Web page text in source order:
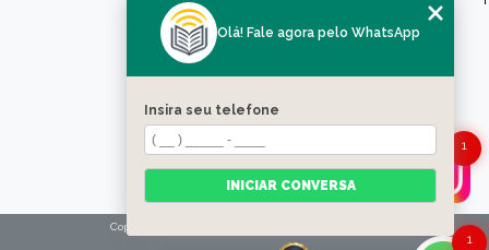
MENU
QUEM SOMOS
PRODUTOS
CONTATO
CATEGORIAS
MAPA DO SITE
Copyright © Impressos ADG. (Lei 9610 de 19/02/1998)
1
1
Olá! Fale agora pelo WhatsApp
Insira seu telefone
INICIAR CONVERSA